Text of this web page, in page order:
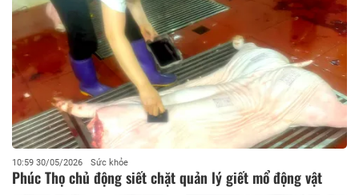
10:59 30/05/2026 Sức khỏe
​Phúc Thọ chủ động siết chặt quản lý giết mổ động vật